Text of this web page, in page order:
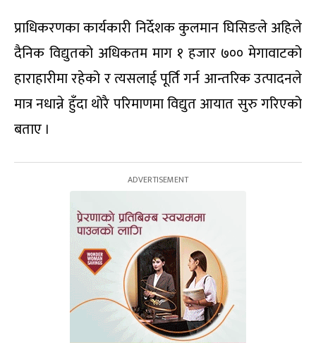
प्राधिकरणका कार्यकारी निर्देशक कुलमान घिसिङले अहिले
दैनिक विद्युतको अधिकतम माग १ हजार ७०० मेगावाटको
हाराहारीमा रहेको र त्यसलाई पूर्ति गर्न आन्तरिक उत्पादनले
मात्र नधान्ने हुँदा थोरै परिमाणमा विद्युत आयात सुरु गरिएको
बताए ।